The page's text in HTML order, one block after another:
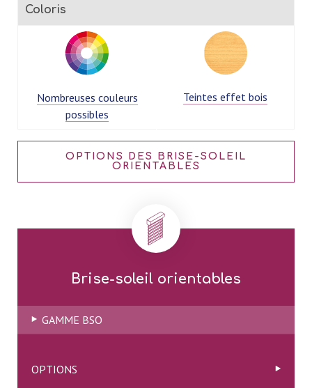
Coloris
Nombreuses couleurs
possibles
Teintes effet bois
OPTIONS DES BRISE-SOLEIL
ORIENTABLES
Brise-soleil orientables
GAMME BSO
OPTIONS